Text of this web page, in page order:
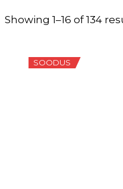
Showing 1–16 of 134
SOODUS